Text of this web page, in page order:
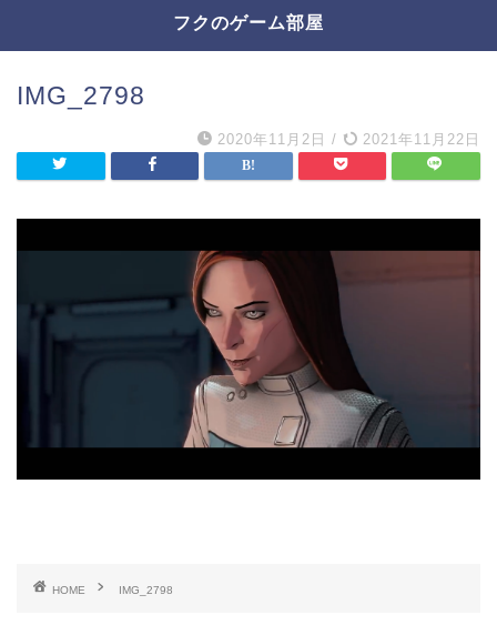
フクのゲーム部屋
IMG_2798
2020年11月2日 / 2021年11月22日
HOME IMG_2798